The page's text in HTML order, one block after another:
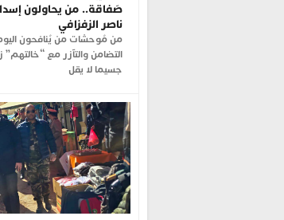
صَفاقة.. من يحاولون
ناصر الزفزافي
من مُوحشات من يُنافحون
التضامن والتآزر مع “خالتهم”
جسيما لا يقل